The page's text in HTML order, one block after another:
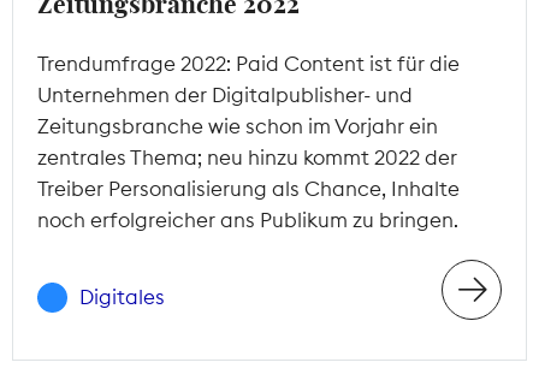
Zeitungsbranche 2022
Trendumfrage 2022: Paid Content ist für die
Unternehmen der Digitalpublisher- und
Zeitungsbranche wie schon im Vorjahr ein
zentrales Thema; neu hinzu kommt 2022 der
Treiber Personalisierung als Chance, Inhalte
noch erfolgreicher ans Publikum zu bringen.
Digitales